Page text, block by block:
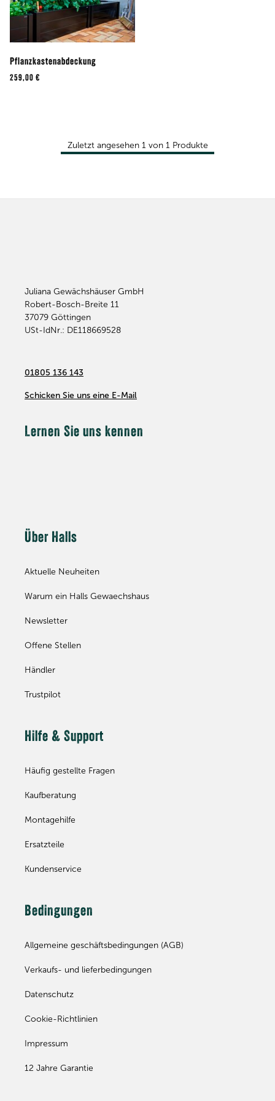
Pflanzkastenabdeckung
259,00 €
Zuletzt angesehen 1 von 1 Produkte
Juliana Gewächshäuser GmbH
Robert-Bosch-Breite 11
37079 Göttingen
USt-IdNr.: DE118669528
01805 136 143
Schicken Sie uns eine E-Mail
Lernen Sie uns kennen
Über Halls
Aktuelle Neuheiten
Warum ein Halls Gewaechshaus
Newsletter
Offene Stellen
Händler
Trustpilot
Hilfe & Support
Häufig gestellte Fragen
Kaufberatung
Montagehilfe
Ersatzteile
Kundenservice
Bedingungen
Allgemeine geschäftsbedingungen (AGB)
Verkaufs- und lieferbedingungen
Datenschutz
Cookie-Richtlinien
Impressum
12 Jahre Garantie